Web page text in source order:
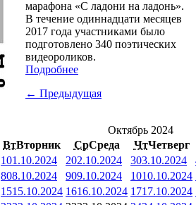
марафона «С ладони на ладонь».
В течение одиннадцати месяцев
2017 года участниками было
подготовлено 340 поэтических
видеороликов.
Подробнее
← Предыдущая
Октябрь 2024
ВтВторник СрСреда ЧтЧетверг
101.10.2024 202.10.2024 303.10.2024
808.10.2024 909.10.2024 1010.10.2024
1515.10.2024 1616.10.2024 1717.10.2024